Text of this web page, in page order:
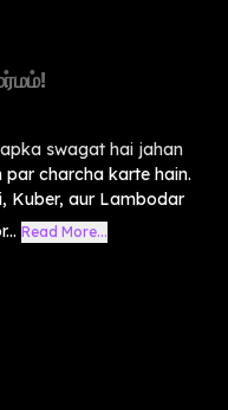
swagat hai jahan
charcha karte hain.
Kuber, aur Lambodar
Read More...